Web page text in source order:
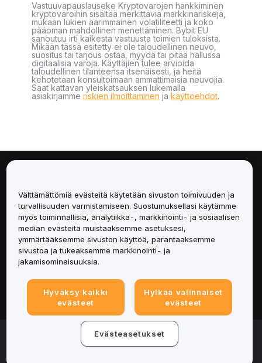
Vastuuvapauslauseke Kryptovarojen hankkiminen
kryptovaroihin sisältää merkittäviä markkinariskejä,
mukaan lukien äärimmäinen volatiliteetti ja koko
pääoman mahdollinen menettäminen. Bybit EU
sanoutuu irti kaikesta vastuusta toimien tuloksista.
Mikään tässä esitetty ei ole taloudellinen neuvo,
suositus tai tarjous ostaa, myydä tai pitää hallussa
digitaalisia varoja. Käyttäjien tulee arvioida
taloudellinen tilanteensa itsenäisesti, ja heitä
kehotetaan konsultoimaan ammattimaisia neuvojia.
Saat kattavan yleiskatsauksen lukemalla
asiakirjamme riskien ilmoittaminen ja käyttöehdot.
Palvelut
Tuki
Tuotteet
Lakiasiat
© 2025-2026 Bybit.eu. Kaikki oikeudet pidätetään.
Välttämättömiä evästeitä käytetään sivuston toimivuuden ja
turvallisuuden varmistamiseen. Suostumuksellasi käytämme
myös toiminnallisia, analytiikka-, markkinointi- ja sosiaalisen
median evästeitä muistaaksemme asetuksesi,
ymmärtääksemme sivuston käyttöä, parantaaksemme
sivustoa ja tukeaksemme markkinointi- ja
jakamisominaisuuksia.
Hyväksy kaikki
evästeet
Hylkää valinnaiset
evästeet
Evästeasetukset